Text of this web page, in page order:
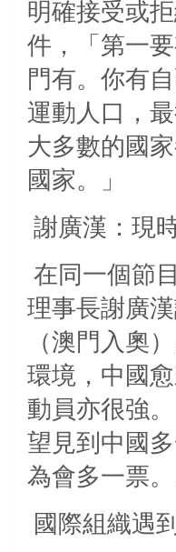
明確接受或
件，「第一
門有。你有
運動人口，
大多數的國
國家。」
謝廣漢：現
在同一個節
理事長謝廣
（澳門入奧
環境，中國
動員亦很強
望見到中國
為會多一票。
國際組織遇